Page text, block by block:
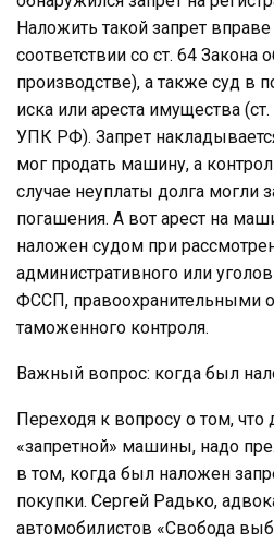
Наложить такой запрет
соответствии со ст. 64 Закона
производстве), а также суд в
иска или ареста имущества
УПК РФ). Запрет
мог продать машину, а
случае неуплаты долга могли
погашения. А вот арест на
наложен судом при
административного или
ФССП, правоохранительными
таможенного контроля.
Важный вопрос: когда был
Переходя к вопросу о том, что
«запретной» машины, надо
в том, когда был наложен
покупки. Сергей Радько,
автомобилистов «Свобода